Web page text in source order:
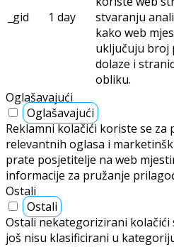
_gid 1 day
stvaranju
kako web
uključuju broj
dolaze i
obliku.
Oglašavajući
Oglašavajući
Reklamni kolačići koriste se
relevantnih oglasa i
prate posjetitelje na web
informacije za pružanje
Ostali
Ostali
Ostali nekategorizirani kolačići
još nisu klasificirani u